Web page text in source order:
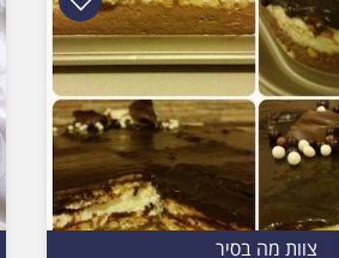
צוות מה בסיר